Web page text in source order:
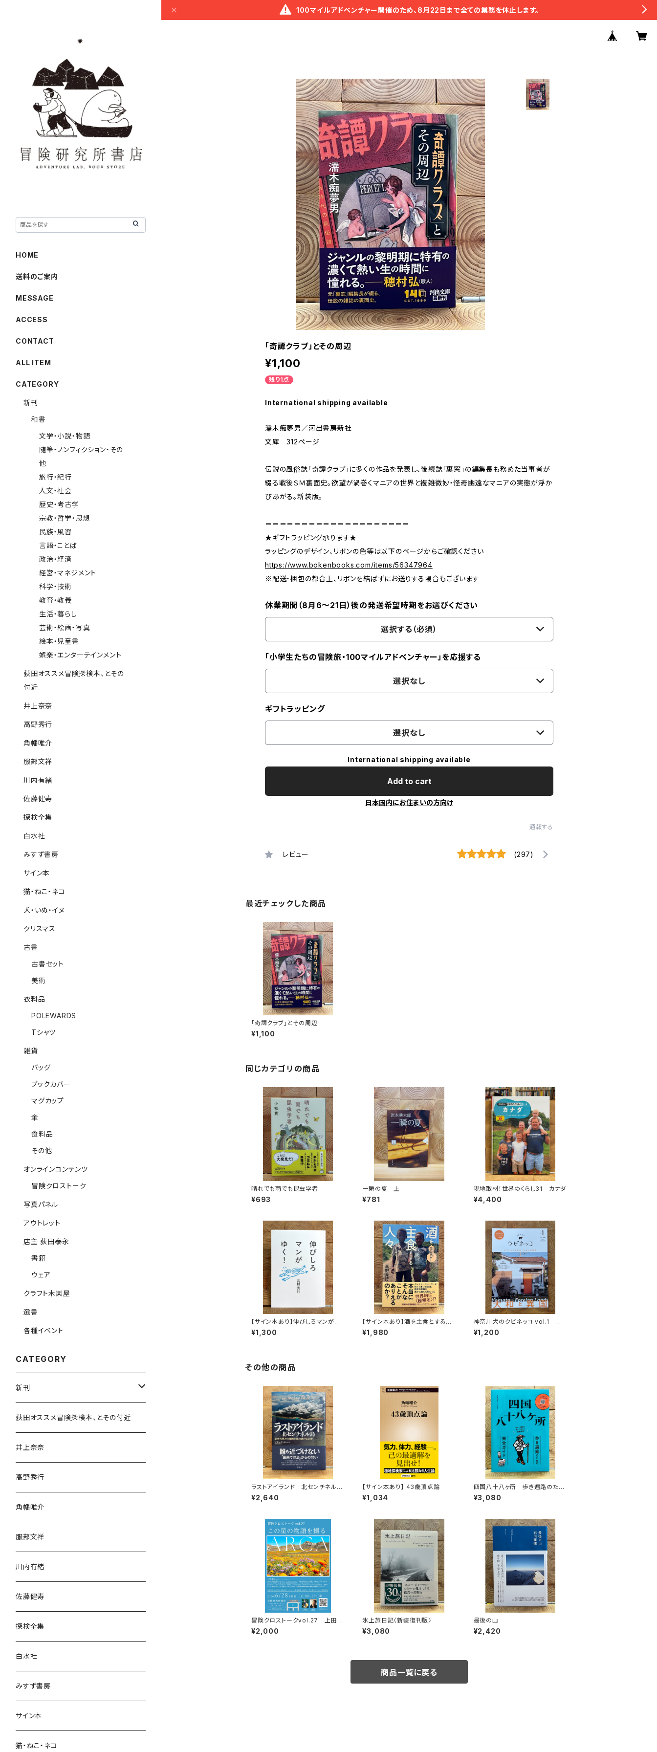
100マイルアドベンチャー開催のため、8月22日まで全ての業務を休止します。
「奇譚クラブ」とその周辺
¥1,100
残り1点
International shipping available
濡木痴夢男／河出書房新社
文庫 312ページ
伝説の風俗誌「奇譚クラブ」に多くの作品を発表し、後続誌「裏窓」の編集長も務めた当事者が
綴る戦後ＳＭ裏面史。欲望が渦巻くマニアの世界と複雑微妙・怪奇幽遠なマニアの実態が浮か
びあがる。新装版。
＝＝＝＝＝＝＝＝＝＝＝＝＝＝＝＝＝＝＝＝
★ギフトラッピング承ります★
ラッピングのデザイン、リボンの色等は以下のページからご確認ください
https://www.bokenbooks.com/items/56347964
※配送・梱包の都合上、リボンを結ばずにお送りする場合もございます
休業期間（8月6〜21日）後の発送希望時期をお選びください
選択する（必須）
「小学生たちの冒険旅・100マイルアドベンチャー」を応援する
選択なし
ギフトラッピング
選択なし
International shipping available
Add to cart
日本国内にお住まいの方向け
通報する
レビュー (297)
最近チェックした商品
「奇譚クラブ」とその周辺
¥1,100
同じカテゴリの商品
晴れでも雨でも昆虫学者
¥693
一瞬の夏 上
¥781
現地取材！世界のくらし31 カナダ
¥4,400
【サイン本あり】伸びしろマンがゆ
く！
¥1,300
【サイン本あり】酒を主食とする
人々 エチオピアの科学的秘境を
旅する
¥1,980
神奈川犬のクビネッコ vol.1 特
集：大和と異国
¥1,200
その他の商品
ラストアイランド 北センチネル
島 なぜ外界との接触を拒み続け
るのか
¥2,640
【サイン本あり】 43歳頂点論
¥1,034
四国八十八ヶ所 歩き遍路のため
の完全ガイド
¥3,080
冒険クロストークvol.27 上田優
紀「この星の物語を撮る」録画視聴
権
¥2,000
氷上旅日記〈新装復刊版〉
¥3,080
最後の山
¥2,420
商品一覧に戻る
HOME
送料のご案内
MESSAGE
ACCESS
CONTACT
ALL ITEM
CATEGORY
新刊
和書
文学・小説・物語
随筆・ノンフィクション・その
他
旅行・紀行
人文・社会
歴史・考古学
宗教・哲学・思想
民族・風習
言語・ことば
政治・経済
経営・マネジメント
科学・技術
教育・教養
生活・暮らし
芸術・絵画・写真
絵本・児童書
娯楽・エンターテインメント
荻田オススメ冒険探検本、とその
付近
井上奈奈
高野秀行
角幡唯介
服部文祥
川内有緒
佐藤健寿
探検全集
白水社
みすず書房
サイン本
猫・ねこ・ネコ
犬・いぬ・イヌ
クリスマス
古書
古書セット
美術
衣料品
POLEWARDS
Tシャツ
雑貨
バッグ
ブックカバー
マグカップ
傘
食料品
その他
オンラインコンテンツ
冒険クロストーク
写真パネル
アウトレット
店主 荻田泰永
書籍
ウェア
クラフト木楽屋
選書
各種イベント
CATEGORY
新刊
和書
文学・小説・物語
随筆・ノンフィクション・その他
民族・風習
言語・ことば
荻田オススメ冒険探検本、とその付近
井上奈奈
高野秀行
角幡唯介
服部文祥
川内有緒
佐藤健寿
探検全集
白水社
みすず書房
サイン本
猫・ねこ・ネコ